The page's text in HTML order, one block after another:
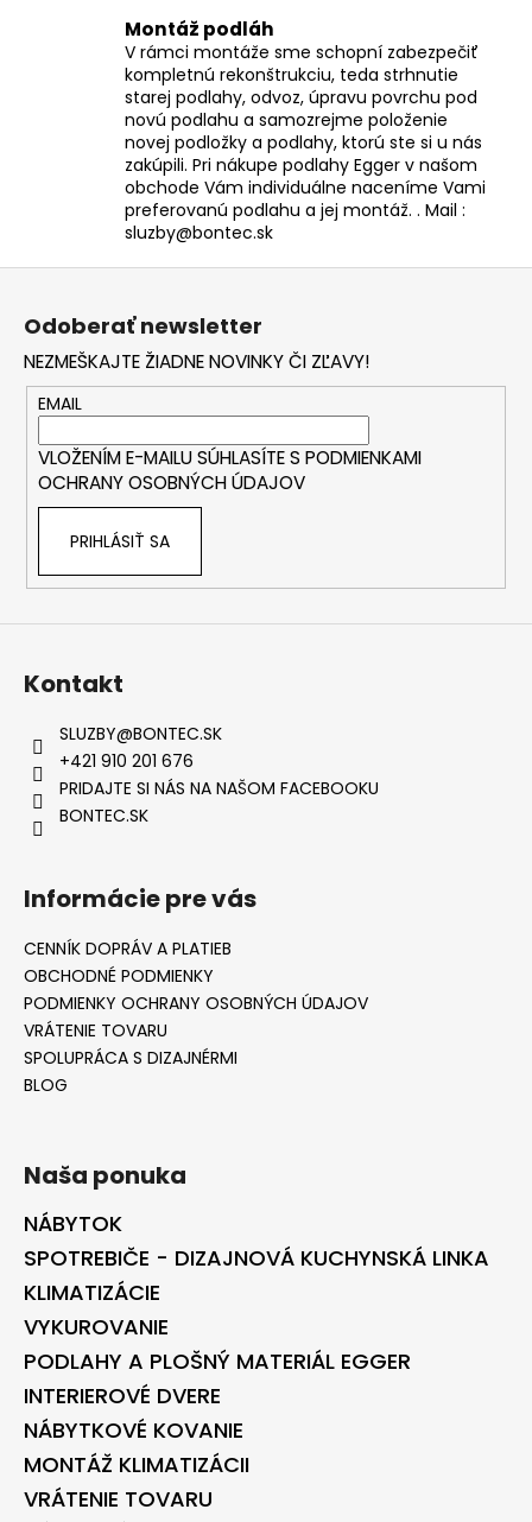
Montáž podláh
V rámci montáže sme schopní zabezpečiť
kompletnú rekonštrukciu, teda strhnutie
starej podlahy, odvoz, úpravu povrchu pod
novú podlahu a samozrejme položenie
novej podložky a podlahy, ktorú ste si u nás
zakúpili. Pri nákupe podlahy Egger v našom
obchode Vám individuálne naceníme Vami
preferovanú podlahu a jej montáž. . Mail :
sluzby@bontec.sk
Z
Odoberať newsletter
NEZMEŠKAJTE ŽIADNE NOVINKY ČI ZĽAVY!
EMAIL
VLOŽENÍM E-MAILU SÚHLASÍTE S PODMIENKAMI
OCHRANY OSOBNÝCH ÚDAJOV
PRIHLÁSIŤ SA
Kontakt
SLUZBY@BONTEC.SK
+421 910 201 676
PRIDAJTE SI NÁS NA NAŠOM FACEBOOKU
BONTEC.SK
Informácie pre vás
CENNÍK DOPRÁV A PLATIEB
OBCHODNÉ PODMIENKY
PODMIENKY OCHRANY OSOBNÝCH ÚDAJOV
VRÁTENIE TOVARU
SPOLUPRÁCA S DIZAJNÉRMI
BLOG
Naša ponuka
NÁBYTOK
SPOTREBIČE - DIZAJNOVÁ KUCHYNSKÁ LINKA
KLIMATIZÁCIE
VYKUROVANIE
PODLAHY A PLOŠNÝ MATERIÁL EGGER
INTERIEROVÉ DVERE
NÁBYTKOVÉ KOVANIE
MONTÁŽ KLIMATIZÁCII
VRÁTENIE TOVARU